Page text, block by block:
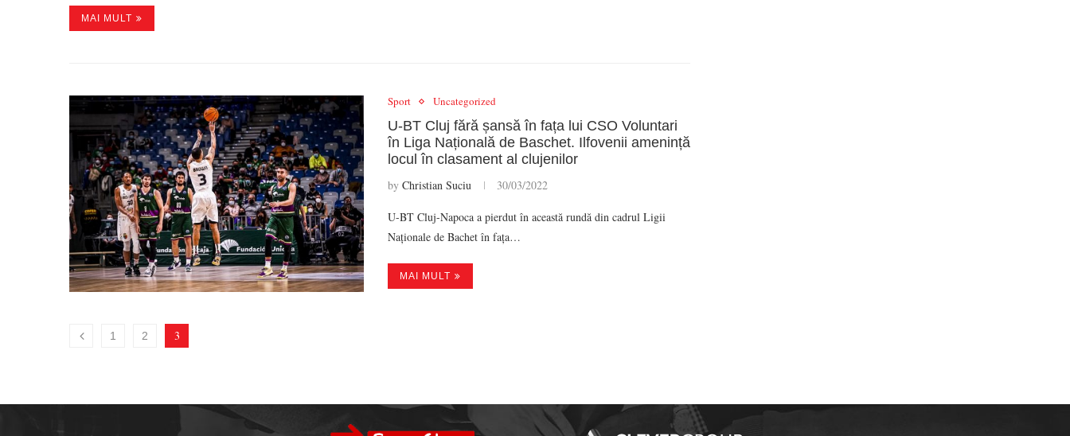
MAI MULT
Sport Uncategorized
U-BT Cluj fără șansă în fața lui CSO Voluntari
în Liga Națională de Baschet. Ilfovenii amenință
locul în clasament al clujenilor
by Christian Suciu 30/03/2022
U-BT Cluj-Napoca a pierdut în această rundă din cadrul Ligii
Naționale de Bachet în fața…
MAI MULT
1 2 3